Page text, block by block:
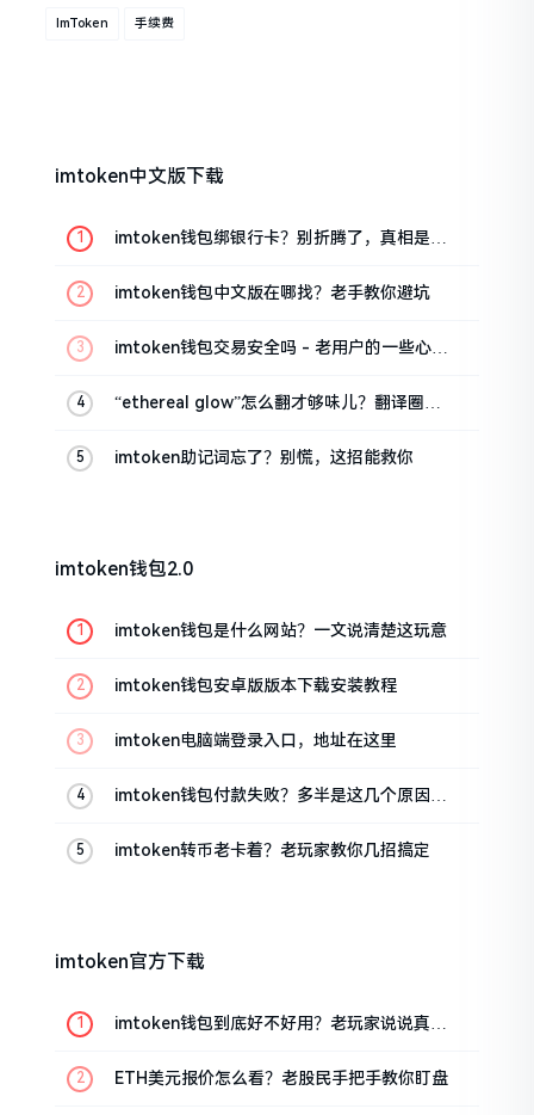
ImToken 手续费
imtoken中文版下载
imtoken钱包绑银行卡？别折腾了，真相是这
imtoken钱包中文版在哪找？老手教你避坑
imtoken钱包交易安全吗 - 老用户的一些心里
“ethereal glow”怎么翻才够味儿？翻译圈老
imtoken助记词忘了？别慌，这招能救你
imtoken钱包2.0
imtoken钱包是什么网站？一文说清楚这玩意
imtoken钱包安卓版版本下载安装教程
imtoken电脑端登录入口，地址在这里
imtoken钱包付款失败？多半是这几个原因闹
imtoken转币老卡着？老玩家教你几招搞定
imtoken官方下载
imtoken钱包到底好不好用？老玩家说说真实
ETH美元报价怎么看？老股民手把手教你盯盘